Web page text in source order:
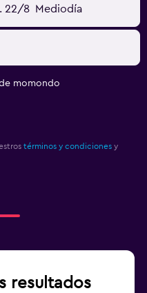
22/8 Mediodía
momondo
términos y condiciones y
resultados